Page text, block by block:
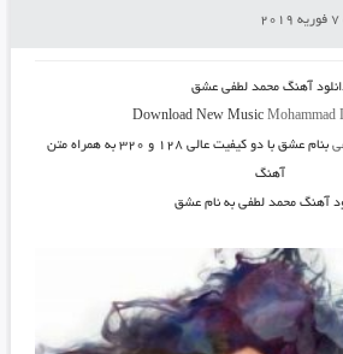
آهنگ محمد لطفی عشق
Download New MusicMohammad
بنام عشق
با دو کیفیت عالی ۱۲۸ و ۳۲۰ به همراه متن
آهنگ
آهنگ محمد لطفی به نام عشق